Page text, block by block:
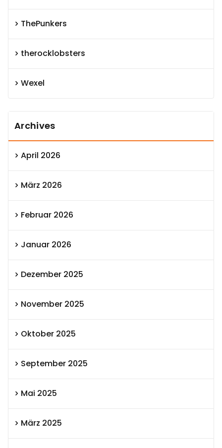
ThePunkers
therocklobsters
Wexel
Archives
April 2026
März 2026
Februar 2026
Januar 2026
Dezember 2025
November 2025
Oktober 2025
September 2025
Mai 2025
März 2025